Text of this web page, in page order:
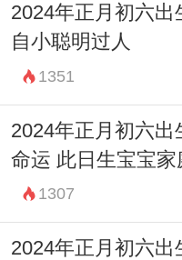
2024年正月初六出
自小聪明过人
1351
2024年正月初六出
命运 此日生宝宝家
1307
2024年正月初六出